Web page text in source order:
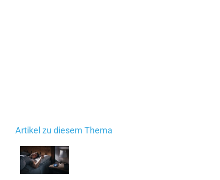
Artikel zu diesem Thema